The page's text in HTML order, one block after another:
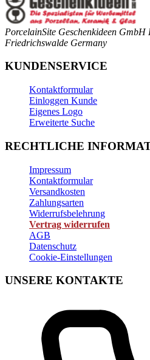
PorcelainSite Geschenkideen GmbH
Friedrichswalde Germany
KUNDENSERVICE
Kontaktformular
Einloggen Kunde
Eigenes Logo
Erweiterte Suche
RECHTLICHE
Impressum
Kontaktformular
Versandkosten
Zahlungsarten
Widerrufsbelehrung
Vertrag widerrufen
AGB
Datenschutz
Cookie-Einstellungen
UNSERE KONTAKTE